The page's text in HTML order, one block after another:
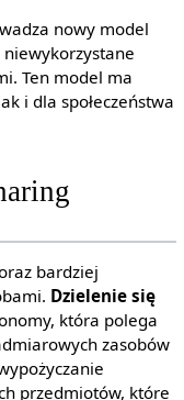
nowy model
Ten model ma
i dla społeczeństwa
bardziej
Dzielenie się
która polega
zasobów
przedmiotów, które